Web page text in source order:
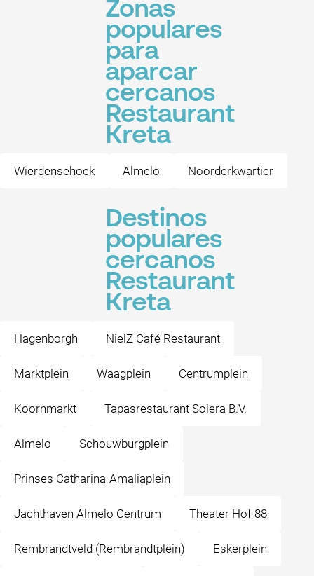
Zonas
populares
para
aparcar
cercanos
Restaurant
Kreta
Wierdensehoek Almelo Noorderkwartier
Destinos
populares
cercanos
Restaurant
Kreta
Hagenborgh NielZ Café Restaurant
Marktplein Waagplein Centrumplein
Koornmarkt Tapasrestaurant Solera B.V.
Almelo Schouwburgplein
Prinses Catharina-Amaliaplein
Jachthaven Almelo Centrum Theater Hof 88
Rembrandtveld (Rembrandtplein) Eskerplein